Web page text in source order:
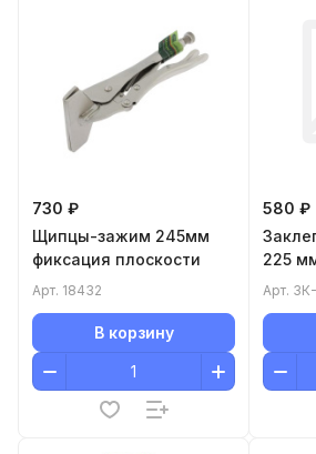
730 ₽
Щипцы-зажим 245мм
фиксация плоскости
Арт. 18432
В корзину
580 ₽
225
Арт.